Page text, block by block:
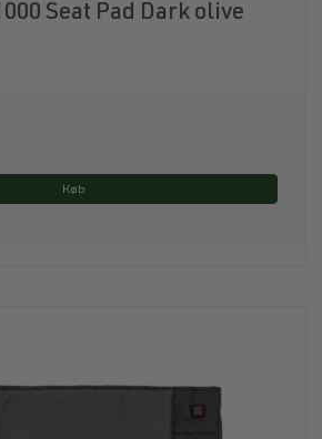
Seat Pad Dark olive
Køb